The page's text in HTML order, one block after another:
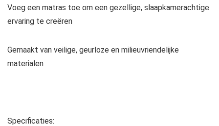
Voeg een matras toe om een gezellige, slaapkamerachtige
ervaring te creëren
Gemaakt van veilige, geurloze en milieuvriendelijke
materialen
Specificaties: